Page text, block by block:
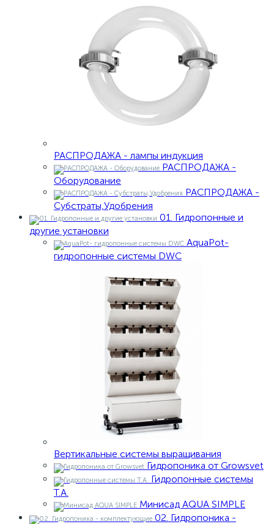
РАСПРОДАЖА - лампы индукция
РАСПРОДАЖА -
Оборудование
РАСПРОДАЖА -
Субстраты,Удобрения
01. Гидропонные и
другие установки
AquaPot-
гидропонные системы DWC
Вертикальные системы выращивания
Гидропоника от Growsvet
Гидропонные системы
Т.A.
Минисад AQUA SIMPLE
02. Гидропоника -